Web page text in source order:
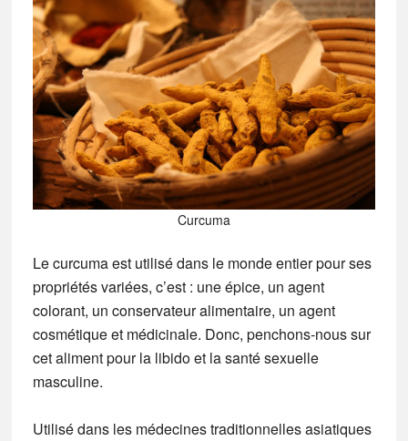
Curcuma
Le curcuma est utilisé dans le monde entier pour ses
propriétés variées, c’est : une épice, un agent
colorant, un conservateur alimentaire, un agent
cosmétique et médicinale. Donc, penchons-nous sur
cet aliment pour la libido et la santé sexuelle
masculine.
Utilisé dans les médecines traditionnelles asiatiques